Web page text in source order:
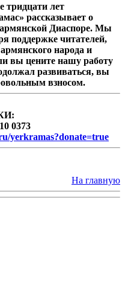
тридцати лет
рассказывает о
Диаспоре. Мы
поддержке читателей,
народа и
вы цените нашу работу
развиваться, вы
взносом.
0373
yerkramas?donate=true
На главную